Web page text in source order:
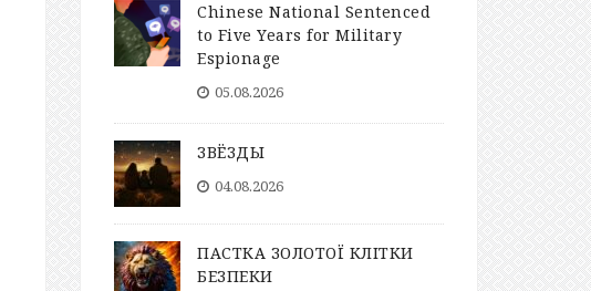
Chinese National Sentenced
to Five Years for Military
Espionage
05.08.2026
ЗВЁЗДЫ
04.08.2026
ПАСТКА ЗОЛОТОЇ КЛІТКИ
БЕЗПЕКИ